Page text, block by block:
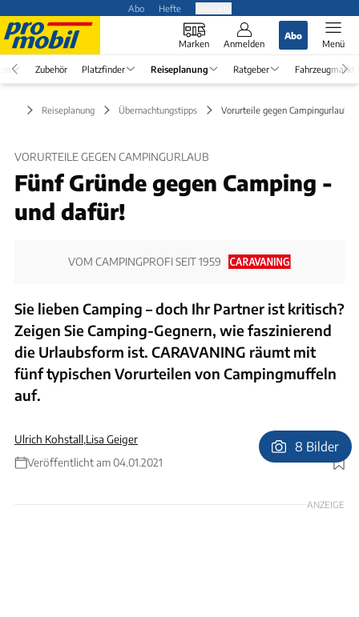
Abo Hefte
Marken Anmelden
Abo
Menü
Zubehör Platzfinder Reiseplanung Ratgeber Fahrzeugmarkt
Reiseplanung Übernachtungstipps Vorurteile gegen Campingurlaub
VORURTEILE GEGEN CAMPINGURLAUB
Fünf Gründe gegen Camping -
und dafür!
VOM CAMPINGPROFI SEIT 1959
Sie lieben Camping – doch Ihr Partner ist kritisch?
Zeigen Sie Camping-Gegnern, wie faszinierend
die Urlaubsform ist. CARAVANING räumt mit
fünf typischen Vorurteilen von Campingmuffeln
auf.
Ulrich Kohstall,Lisa Geiger
Veröffentlicht am 04.01.2021
Foto: E+
8 Bilder
ANZEIGE